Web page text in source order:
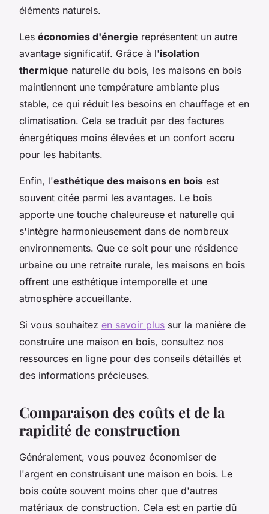
éléments naturels.
Les économies d'énergie représentent un autre
avantage significatif. Grâce à l'isolation
thermique naturelle du bois, les maisons en bois
maintiennent une température ambiante plus
stable, ce qui réduit les besoins en chauffage et en
climatisation. Cela se traduit par des factures
énergétiques moins élevées et un confort accru
pour les habitants.
Enfin, l'esthétique des maisons en bois est
souvent citée parmi les avantages. Le bois
apporte une touche chaleureuse et naturelle qui
s'intègre harmonieusement dans de nombreux
environnements. Que ce soit pour une résidence
urbaine ou une retraite rurale, les maisons en bois
offrent une esthétique intemporelle et une
atmosphère accueillante.
Si vous souhaitez en savoir plus sur la manière de
construire une maison en bois, consultez nos
ressources en ligne pour des conseils détaillés et
des informations précieuses.
Comparaison des coûts et de la
rapidité de construction
Généralement, vous pouvez économiser de
l'argent en construisant une maison en bois. Le
bois coûte souvent moins cher que d'autres
matériaux de construction. Cela est en partie dû